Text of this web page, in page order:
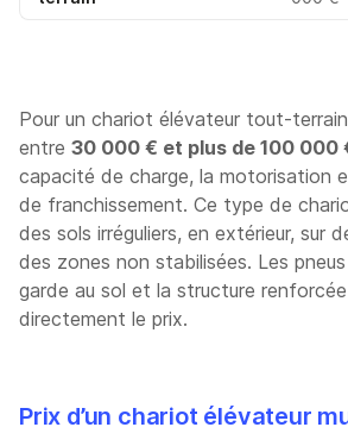
Pour un chariot élévateur tout-
entre 30 000 € et plus de 100 000
capacité de charge, la motorisation
de franchissement. Ce type de
des sols irréguliers, en extérieur, sur
des zones non stabilisées. Les
garde au sol et la structure
directement le prix.
Prix d’un chariot élévateur